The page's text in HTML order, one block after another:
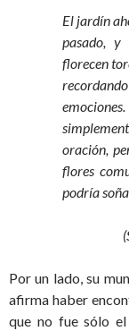
El jardín
pasado, y
florecen
oración,
flores
podría
Por un lado, su
afirma haber
que no fue sólo